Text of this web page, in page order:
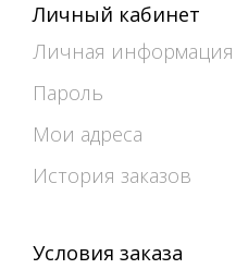
Личный кабинет
Личная информация
Пароль
Мои адреса
История заказов
Условия заказа